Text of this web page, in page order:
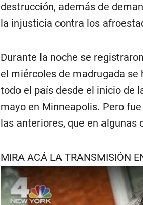
destrucción, además de
la injusticia contra los
Durante la noche se
el miércoles de madrugada
todo el país desde el inicio de
mayo en Minneapolis. Pero
las anteriores, que en algunas
MIRA ACÁ LA TRANSMISIÓN